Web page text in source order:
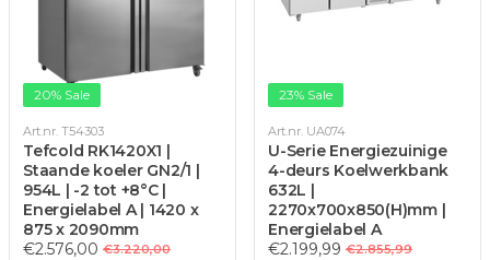
20% Sale
Art.nr. T54303
Tefcold RK1420X1 |
Staande koeler GN2/1 |
954L | -2 tot +8°C |
Energielabel A | 1420 x
875 x 2090mm
€2.576,00 €3.220,00
23% Sale
Art.nr. UA074
U-Serie Energiezuinige
4-deurs Koelwerkbank
632L |
2270x700x850(H)mm |
Energielabel A
€2.199,99 €2.855,99